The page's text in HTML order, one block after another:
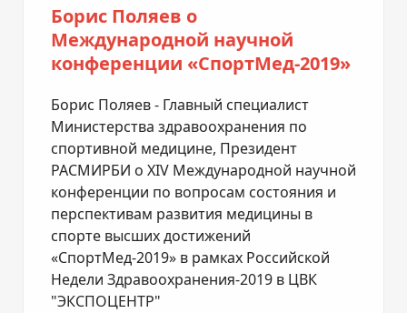
Борис Поляев о
Международной научной
конференции «СпортМед-2019»
Борис Поляев - Главный специалист
Министерства здравоохранения по
спортивной медицине, Президент
РАСМИРБИ о XIV Международной научной
конференции по вопросам состояния и
перспективам развития медицины в
спорте высших достижений
«СпортМед-2019» в рамках Российской
Недели Здравоохранения-2019 в ЦВК
"ЭКСПОЦЕНТР"